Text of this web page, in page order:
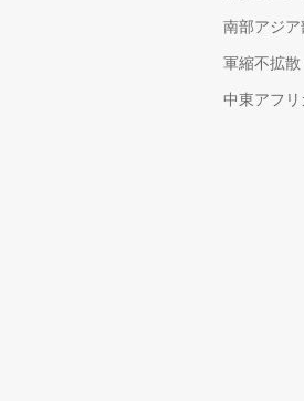
南部アジ
軍縮不拡
中東アフ
●
●